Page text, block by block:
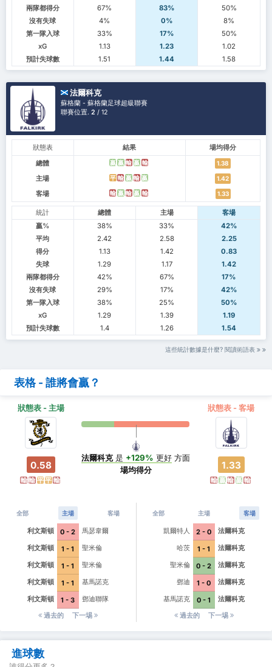
兩隊都得分
67% 83%
50%
沒有失球
4% 0%
8%
第一隊入球
33% 17%
50%
xG
1.13 1.23
1.02
預計失球數
1.51 1.44 1.58
法爾科克
蘇格蘭 - 蘇格蘭足球超級聯賽
聯賽位置.2 / 12
狀態表 結果
場均得分
總體
贏 贏 輸 贏 輸 1.38
主場 平 輸 贏 輸 贏 1.42
客場 輸 贏 輸 贏 輸 1.33
統計 總體 主場
客場
贏%
38% 33%
42%
平均
2.42 2.58
2.25
得分
1.13 1.42
0.83
失球
1.29 1.17
1.42
兩隊都得分
42% 67%
17%
沒有失球
29% 17%
42%
第一隊入球
38% 25%
50%
xG
1.29 1.39
1.19
預計失球數
1.4 1.26 1.54
這些統計數據是什麼? 閱讀術語表
表格 - 誰將會贏？
狀態表 - 主場 狀態表 - 客場
0.58
輸 輸 平平 輸
法爾科克是 +129% 更好 方面
場均得分
1.33
輸 贏 輸 贏 輸
全部 主場 客場
利文斯頓 0 - 2
馬瑟韋爾
利文斯頓
1 - 1
聖米倫
利文斯頓
1 - 1
聖米倫
利文斯頓
1 - 1
基馬諾克
利文斯頓
1 - 3
鄧迪聯隊
過去的
下一埸
全部 主場 客場
凱爾特人 2 - 0
法爾科克
哈茨
1 - 1
法爾科克
聖米倫
0 - 2
法爾科克
鄧迪
1 - 0
法爾科克
基馬諾克
0 - 1
法爾科克
過去的
下一埸
進球數